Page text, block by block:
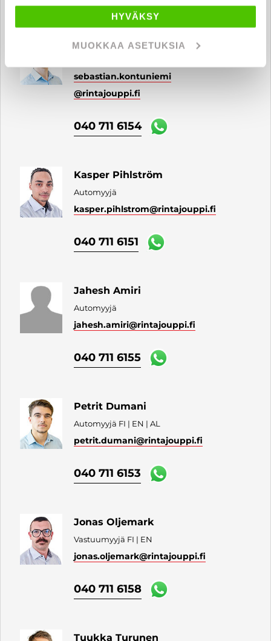
HYVÄKSY
MUOKKAA ASETUKSIA
Sebastian Kontuniemi
sebastian.kontuniemi
@rintajouppi.fi
040 711 6154
Kasper Pihlström
Automyyjä
kasper.pihlstrom@rintajouppi.fi
040 711 6151
Jahesh Amiri
Automyyjä
jahesh.amiri@rintajouppi.fi
040 711 6155
Petrit Dumani
Automyyjä FI | EN | AL
petrit.dumani@rintajouppi.fi
040 711 6153
Jonas Oljemark
Vastuumyyjä FI | EN
jonas.oljemark@rintajouppi.fi
040 711 6158
Tuukka Turunen